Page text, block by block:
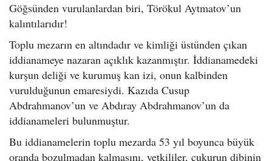
Göğsünden vurulanlardan biri, Törökul Aytmatov’un
kalıntılarıdır!
Toplu mezarın en altındadır ve kimliği üstünden çıkan
iddianameye nazaran açıklık kazanmıştır. İddianamedeki
kurşun deliği ve kurumuş kan izi, onun kalbinden
vurulduğunun emaresiydi. Kazıda Cusup
Abdrahmanov’un ve Abdıray Abdrahmanov’un da
iddianameleri bulunmuştur.
Bu iddianamelerin toplu mezarda 53 yıl boyunca büyük
oranda bozulmadan kalmasını, yetkililer, çukurun dibinin